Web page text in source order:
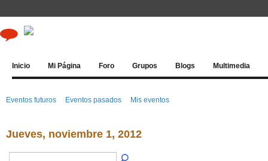
Inicio Mi Página Foro Grupos Blogs Multimedia
Eventos futuros Eventos pasados Mis eventos
Jueves, noviembre 1, 2012